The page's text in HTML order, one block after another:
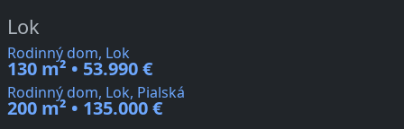
Lok
Rodinný dom, Lok
130 m² • 53.990 €
Rodinný dom, Lok, Pialská
200 m² • 135.000 €